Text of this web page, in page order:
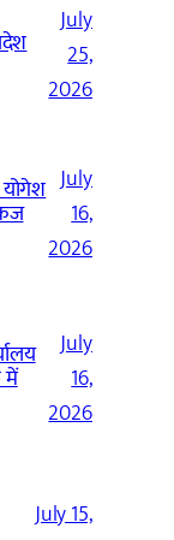
July
25,
2026
July
16,
2026
में
July
16,
2026
July 15,